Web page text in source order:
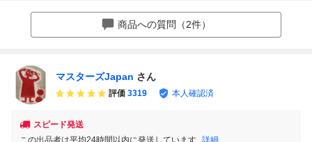
2119-47978 黒メ
タ系 即納 棚2F-G-
ZVW55/PRIUS/TO
YOTA
商品への質問（2件）
マスターズJapan さん
評価 3319 本人確認済
スピード発送
この出品者は平均24時間以内に発送しています 詳細